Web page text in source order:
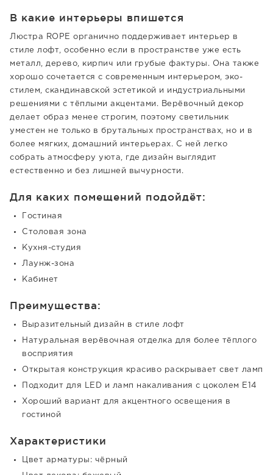
В какие интерьеры впишется
Люстра ROPE органично поддерживает интерьер в
стиле лофт, особенно если в пространстве уже есть
металл, дерево, кирпич или грубые фактуры. Она также
хорошо сочетается с современным интерьером, эко-
стилем, скандинавской эстетикой и индустриальными
решениями с тёплыми акцентами. Верёвочный декор
делает образ менее строгим, поэтому светильник
уместен не только в брутальных пространствах, но и в
более мягких, домашний интерьерах. С ней легко
собрать атмосферу уюта, где дизайн выглядит
естественно и без лишней вычурности.
Для каких помещений подойдёт:
Гостиная
Столовая зона
Кухня-студия
Лаунж-зона
Кабинет
Преимущества:
Выразительный дизайн в стиле лофт
Натуральная верёвочная отделка для более тёплого
восприятия
Открытая конструкция красиво раскрывает свет ламп
Подходит для LED и ламп накаливания с цоколем E14
Хороший вариант для акцентного освещения в
гостиной
Характеристики
Цвет арматуры: чёрный